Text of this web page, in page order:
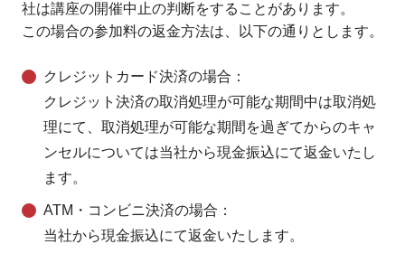
社は講座の開催中止の判断をすることがあります。
この場合の参加料の返金方法は、以下の通りとします。
クレジットカード決済の場合 ：
クレジット決済の取消処理が可能な期間中は取消処
理にて、取消処理が可能な期間を過ぎてからのキャ
ンセルについては当社から現金振込にて返金いたし
ます。
ATM・コンビニ決済の場合 ：
当社から現金振込にて返金いたします。